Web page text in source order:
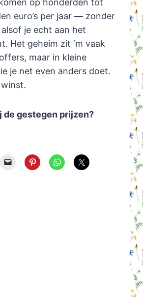
op honderden tot
euro’s per jaar — zonder
je echt aan het
Het geheim zit ‘m vaak
maar in kleine
je net even anders doet.
de gestegen prijzen?